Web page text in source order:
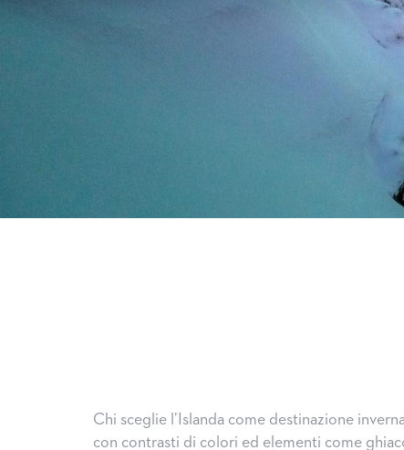
Chi sceglie l’Islanda come destinazione
con contrasti di colori ed elementi come